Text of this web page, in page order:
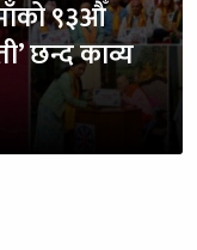
९३औँ
छन्द काव्य